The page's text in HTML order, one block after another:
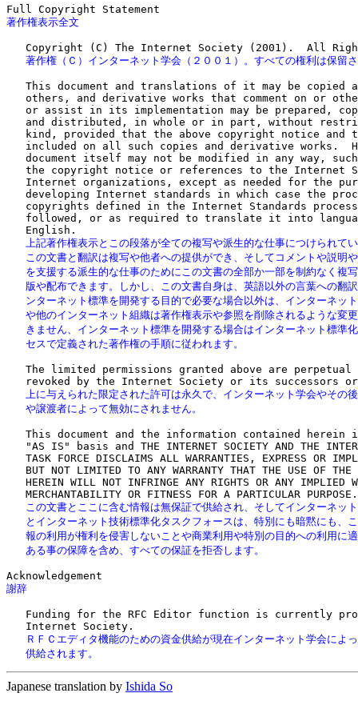
著作権表示全文
著作権（Ｃ）インターネット学会（２００１）。すべての権利は保留
This document and translations of it may be copied
others, and derivative works that comment on or
or assist in its implementation may be prepared,
and distributed, in whole or in part, without
kind, provided that the above copyright notice and
included on all such copies and derivative works.
document itself may not be modified in any way,
the copyright notice or references to the Internet
Internet organizations, except as needed for the
developing Internet standards in which case the
copyrights defined in the Internet Standards
followed, or as required to translate it into
上記著作権表示とこの段落が全ての複写や派生的な仕事につけられて
この文書と翻訳は複写や他者への提供ができ、そしてコメントや説明
を支援する派生的な仕事のためにこの文書の全部か一部を制約なく複
版や配布できます。しかし、この文書自身は、英語以外の言葉への翻
ンターネット標準を開発する目的で必要な場合以外は、インターネッ
や他のインターネット組織は著作権表示や参照を削除されるような変
きません、インターネット標準を開発する場合はインターネット標準
   セスで定義された著作権の手順に従われます。
The limited permissions granted above are perpetual
上に与えられた限定された許可は永久で、インターネット学会やその
   や譲渡者によって無効にされません。
This document and the information contained herein
"AS IS" basis and THE INTERNET SOCIETY AND THE
TASK FORCE DISCLAIMS ALL WARRANTIES, EXPRESS OR
BUT NOT LIMITED TO ANY WARRANTY THAT THE USE OF THE
HEREIN WILL NOT INFRINGE ANY RIGHTS OR ANY IMPLIED
この文書とここに含む情報は無保証で供給され、そしてインターネッ
とインターネット技術標準化タスクフォースは、特別にも暗黙にも、
報の利用が権利を侵害しないことや商業利用や特別の目的への利用に
   ある事の保障を含め、すべての保証を拒否します。
謝辞
Funding for the RFC Editor function is currently
ＲＦＣエディタ機能のための資金供給が現在インターネット学会によ
   供給されます。
Japanese translation by Ishida So